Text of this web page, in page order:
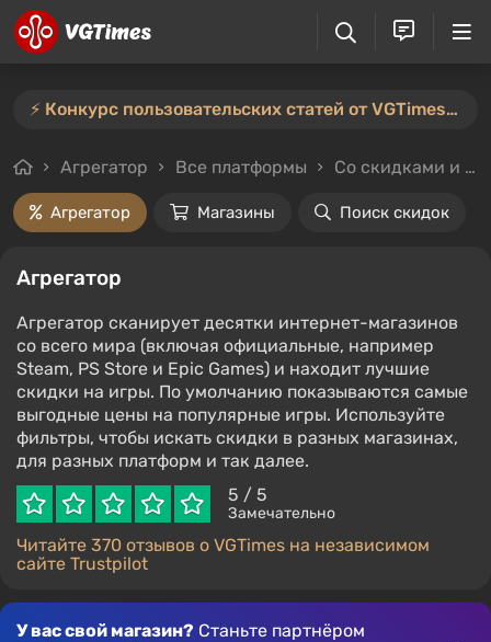
⚡️ Конкурс пользовательских статей от VGTimes продлён — участвуйте тут ⚡️
Агрегатор Все платформы Со скидками и без
Агрегатор Магазины Поиск скидок
Агрегатор
Агрегатор сканирует десятки интернет-магазинов
со всего мира (включая официальные, например
Steam, PS Store и Epic Games) и находит лучшие
скидки на игры. По умолчанию показываются самые
выгодные цены на популярные игры. Используйте
фильтры, чтобы искать скидки в разных магазинах,
для разных платформ и так далее.
5 / 5
Замечательно
Читайте 370 отзывов о VGTimes на независимом
сайте Trustpilot
У вас свой магазин? Станьте партнёром